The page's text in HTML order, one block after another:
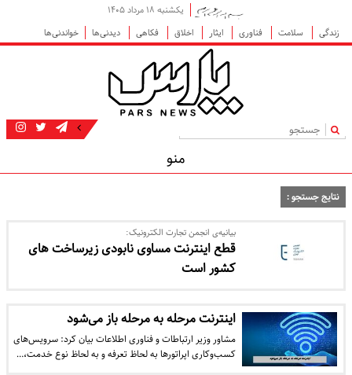
یکشنبه ۱۸ مرداد ۱۴۰۵
زندگی
سلامت فناوری ایثار اخلاق فکاهی دیدنی‌ها خواندنی‌ها
|
منو
نتایج جستجو :
بیانیه‌ی انجمن تجارت الکترونیک:
قطع اینترنت مساوی نابودی زیرساخت های
کشور است
اینترنت مرحله به مرحله باز می‌شود
مشاور وزیر ارتباطات و فناوری اطلاعات بیان کرد: سرویس‌های
کسب‌وکاری اپراتورها به لحاظ تعرفه و به لحاظ نوع خدمت،…